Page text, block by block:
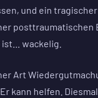
und ein
wackelig.
Art
kann helfen.